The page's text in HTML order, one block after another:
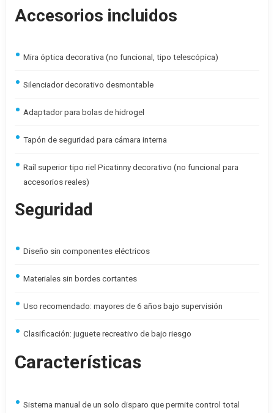
Accesorios incluidos
Mira óptica decorativa (no funcional, tipo telescópica)
Silenciador decorativo desmontable
Adaptador para bolas de hidrogel
Tapón de seguridad para cámara interna
Raíl superior tipo riel Picatinny decorativo (no funcional para
accesorios reales)
Seguridad
Diseño sin componentes eléctricos
Materiales sin bordes cortantes
Uso recomendado: mayores de 6 años bajo supervisión
Clasificación: juguete recreativo de bajo riesgo
Características
Sistema manual de un solo disparo que permite control total